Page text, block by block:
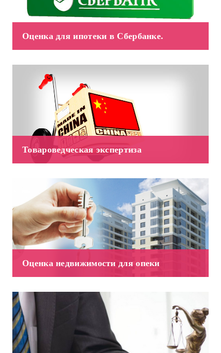
Оценка для ​ипотеки в Сбербанке.
Товароведческая экспертиза
Оценка недвижимости для опеки